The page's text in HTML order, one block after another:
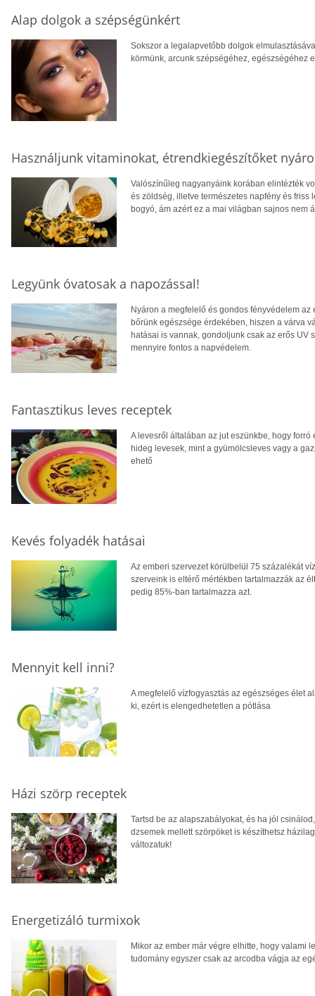
Alap dolgok a szépségünkért
Sokszor a legalapvetőbb dolgok
körmünk, arcunk szépségéhez, egészségéhez
Használjunk vitaminokat, étrendkiegészítőket
Valószínűleg nagyanyáink korában elintézték
és zöldség, illetve természetes napfény és
bogyó, ám azért ez a mai világban sajnos nem
Legyünk óvatosak a napozással!
Nyáron a megfelelő és gondos fényvédelem
bőrünk egészsége érdekében, hiszen a várva
hatásai is vannak, gondoljunk csak az erős UV
mennyire fontos a napvédelem.
Fantasztikus leves receptek
A levesről általában az jut eszünkbe, hogy
hideg levesek, mint a gyümölcsleves vagy a
ehető
Kevés folyadék hatásai
Az emberi szervezet körülbelül 75 százalékát
szerveink is eltérő mértékben tartalmazzák az
pedig 85%-ban tartalmazza azt.
Mennyit kell inni?
A megfelelő vízfogyasztás az egészséges élet
ki, ezért is elengedhetetlen a pótlása
Házi szörp receptek
Tartsd be az alapszabályokat, és ha jól
dzsemek mellett szörpöket is készíthetsz
változatuk!
Energetizáló turmixok
Mikor az ember már végre elhitte, hogy valami
tudomány egyszer csak az arcodba vágja az